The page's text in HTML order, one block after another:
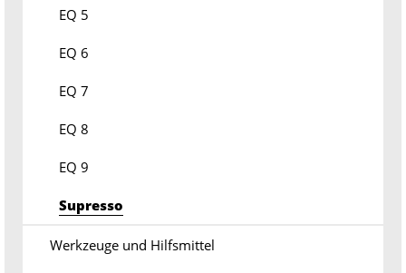
EQ 5
EQ 6
EQ 7
EQ 8
EQ 9
Supresso
Werkzeuge und Hilfsmittel